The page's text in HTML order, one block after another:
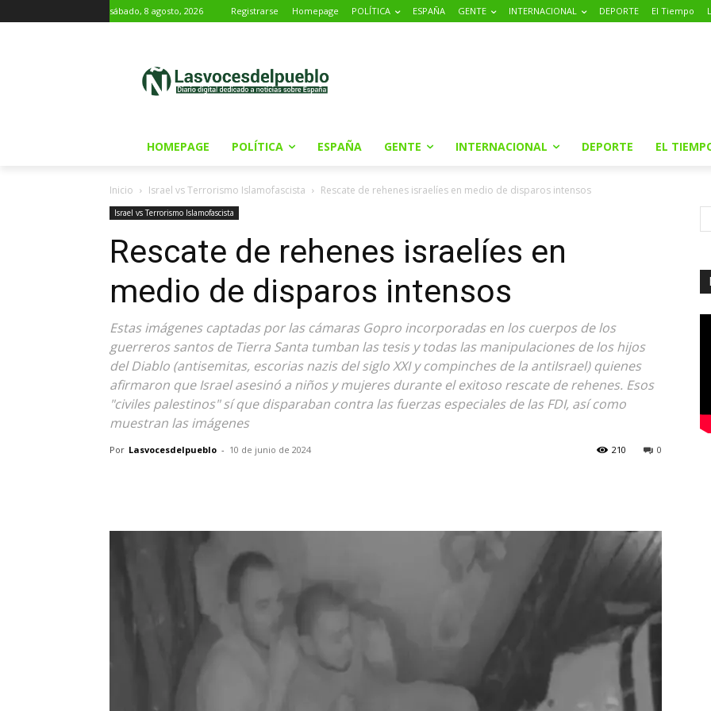
sábado, 8 agosto, 2026 Registrarse Homepage POLÍTICA ESPAÑA GENTE INTERNACIONAL DEPORTE El Tiempo
HOMEPAGE POLÍTICA ESPAÑA GENTE INTERNACIONAL DEPORTE EL
Inicio Israel vs Terrorismo Islamofascista Rescate de rehenes israelíes en medio de disparos intensos
Israel vs Terrorismo Islamofascista
Rescate de rehenes israelíes en
medio de disparos intensos
Estas imágenes captadas por las cámaras Gopro incorporadas en los cuerpos de los
guerreros santos de Tierra Santa tumban las tesis y todas las manipulaciones de los hijos
del Diablo (antisemitas, escorias nazis del siglo XXI y compinches de la antiIsrael) quienes
afirmaron que Israel asesinó a niños y mujeres durante el exitoso rescate de rehenes. Esos
"civiles palestinos" sí que disparaban contra las fuerzas especiales de las FDI, así como
muestran las imágenes
Por Lasvocesdelpueblo - 10 de junio de 2024 0
210